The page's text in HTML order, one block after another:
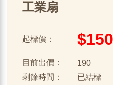
工業扇
起標價： $150
目前出價：
190
剩餘時間：
已結標